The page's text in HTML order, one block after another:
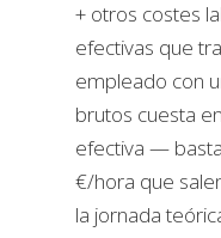
+ otros costes
efectivas que
empleado con
brutos cuesta
efectiva —
€/hora que
la jornada